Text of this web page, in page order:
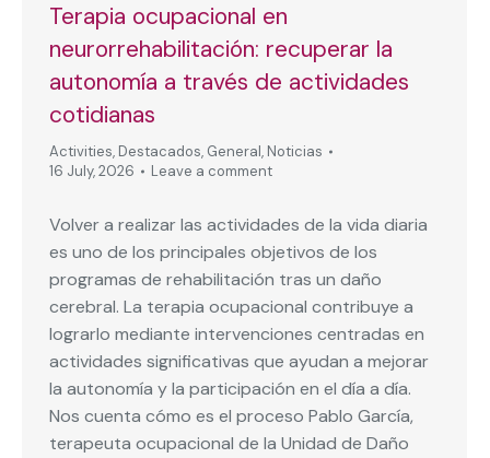
Terapia ocupacional en
neurorrehabilitación: recuperar la
autonomía a través de actividades
cotidianas
Activities, Destacados, General, Noticias
16 July, 2026
Leave a comment
Volver a realizar las actividades de la vida diaria
es uno de los principales objetivos de los
programas de rehabilitación tras un daño
cerebral. La terapia ocupacional contribuye a
lograrlo mediante intervenciones centradas en
actividades significativas que ayudan a mejorar
la autonomía y la participación en el día a día.
Nos cuenta cómo es el proceso Pablo García,
terapeuta ocupacional de la Unidad de Daño